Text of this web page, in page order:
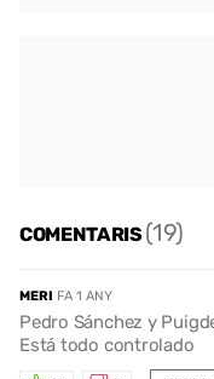
COMENTARIS(19)
MERI FA 1 ANY
Pedro Sánchez y
Está todo controlado